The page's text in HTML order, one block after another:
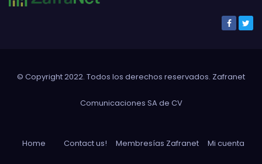
© Copyright 2022. Todos los derechos reservados. Zafranet
Comunicaciones SA de CV
Home Contact us! Membresías Zafranet Mi cuenta